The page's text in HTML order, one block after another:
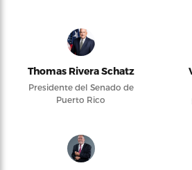
Thomas Rivera Schatz
Presidente del Senado de
Puerto Rico